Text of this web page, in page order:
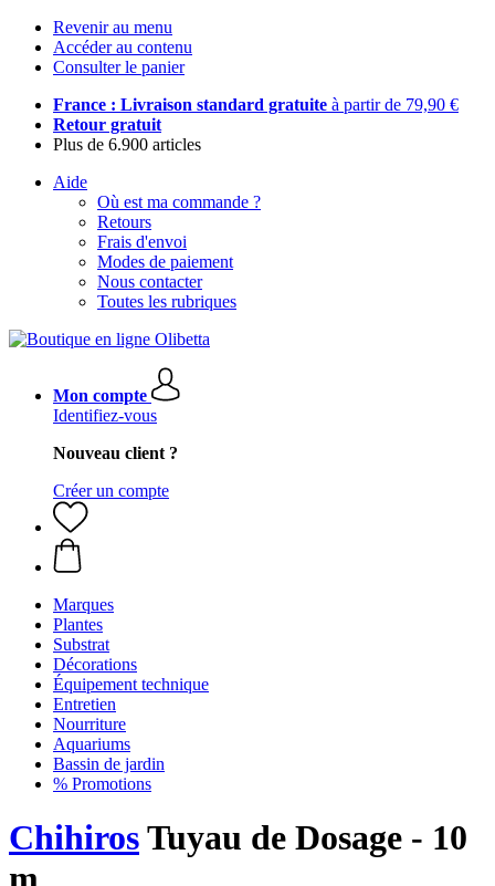
Revenir au menu
Accéder au contenu
Consulter le panier
France : Livraison standard gratuite à partir de 79,90 €
Retour gratuit
Plus de 6.900 articles
Aide
Où est ma commande ?
Retours
Frais d'envoi
Modes de paiement
Nous contacter
Toutes les rubriques
Mon compte
Identifiez-vous
Nouveau client ?
Créer un compte
Marques
Plantes
Substrat
Décorations
Équipement technique
Entretien
Nourriture
Aquariums
Bassin de jardin
% Promotions
ChihirosTuyau de Dosage - 10